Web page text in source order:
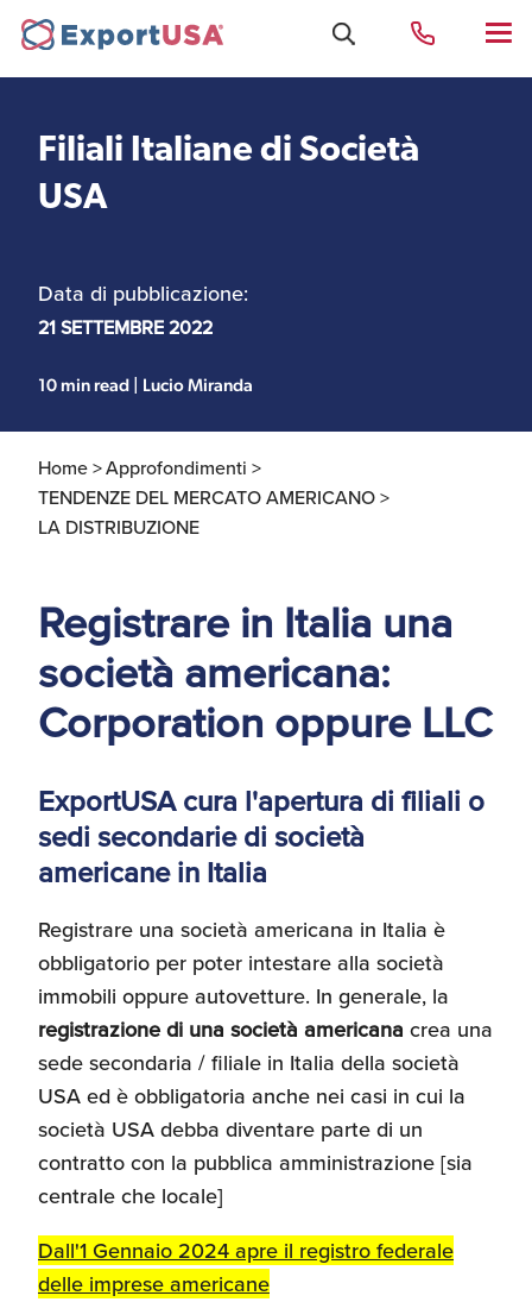
Uffici e Team
ExportUSA a New York
ExportUSA a Bruxelles
Perchè gli Stati Uniti
I Partner di ExportUSA
New York, Corp.
Manuale pratico sul
ExportUSA ottiene la
licenza per richiedere
Media
Recensioni delle
assistite da ExportUSA
Costituzione società e
Visti USA
Servizi Expat Italiani
negli USA
Logistica
FDA
Macchinari Industriali
Branding e
Internazionalizzazione
e Accesso al Mercato
Apertura Ristoranti
negli Stati Uniti
Filiali Italiane di Società
USA
Data di pubblicazione:
21 SETTEMBRE 2022
10 min read | Lucio Miranda
Home >Approfondimenti >
TENDENZE DEL MERCATO AMERICANO >
LA DISTRIBUZIONE
Registrare in Italia una
società americana:
Corporation oppure LLC
ExportUSA cura l'apertura di filiali o
sedi secondarie di società
americane in Italia
Registrare una società americana in Italia è
obbligatorio per poter intestare alla società
immobili oppure autovetture. In generale, la
registrazione di una società americana crea una
sede secondaria / filiale in Italia della società
USA ed è obbligatoria anche nei casi in cui la
società USA debba diventare parte di un
contratto con la pubblica amministrazione [sia
centrale che locale]
Dall'1 Gennaio 2024 apre il registro federale
delle imprese americane